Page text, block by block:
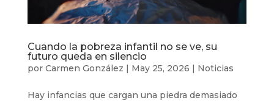
Cuando la pobreza infantil no se ve, su
futuro queda en silencio
por Carmen González May 25, 2026 Noticias
Hay infancias que cargan una piedra demasiado